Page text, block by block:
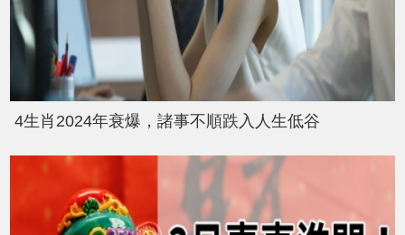
4生肖2024年衰爆，諸事不順跌入人生低谷